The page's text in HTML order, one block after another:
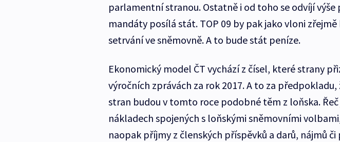
parlamentní stranou. Ostatně i od toho se odvíjí výše
mandáty posílá stát. TOP 09 by pak jako vloni
setrvání ve sněmovně. A to bude stát peníze.
Ekonomický model ČT vychází z čísel, které strany
výročních zprávách za rok 2017. A to za předpokladu,
stran budou v tomto roce podobné těm z loňska.
nákladech spojených s loňskými sněmovními
naopak příjmy z členských příspěvků a darů, nájmů